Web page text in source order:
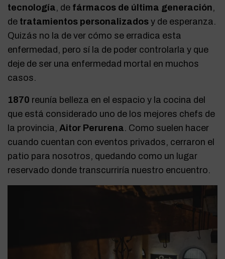
tecnología, de fármacos de última generación,
de tratamientos personalizados y de esperanza.
Quizás no la de ver cómo se erradica esta
enfermedad, pero sí la de poder controlarla y que
deje de ser una enfermedad mortal en muchos
casos.
1870 reunía belleza en el espacio y la cocina del
que está considerado uno de los mejores chefs de
la provincia,Aitor Perurena. Como suelen hacer
cuando cuentan con eventos privados, cerraron el
patio para nosotros, quedando como un lugar
reservado donde transcurriría nuestro encuentro.